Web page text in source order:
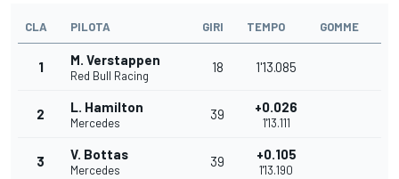
CLA PILOTA GIRI TEMPO GOMME
1 M. Verstappen
Red Bull Racing
18 1'13.085
2 L. Hamilton
Mercedes
39 +0.026
1'13.111
3 V. Bottas
Mercedes
39 +0.105
1'13.190